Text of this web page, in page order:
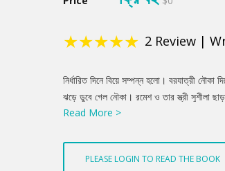
★★★★★ 2 Review |
Product
Summery
নির্ধারিত দিনে বিয়ে সম্পন্ন হলো। বরযাত্রী
ঝড়ে ডুবে গেল নৌকা। রমেশ ও তার স্ত্রী সুশীলা
মধ্যে অনেক অসামঞ্জস্যতা দেখতে পেল। সুশীলার
বাবা-মা মৃত এবং স্বামীর নাম নলিনাক্ষ। রমেশ বুঝে
রমেশের আবার যোগাযোগ হয়। কিন্তু রমেশ হেমকে
Read More >
PLEASE LOGIN TO READ THE BOOK